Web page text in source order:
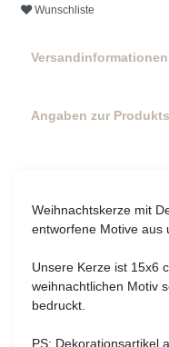
Wunschliste
Versandinformationen
Angaben zur
Weihnachtskerze mit
entworfene Motive aus
Unsere Kerze ist 15x6
weihnachtlichen Motiv
bedruckt.
PS: Dekorationsartikel